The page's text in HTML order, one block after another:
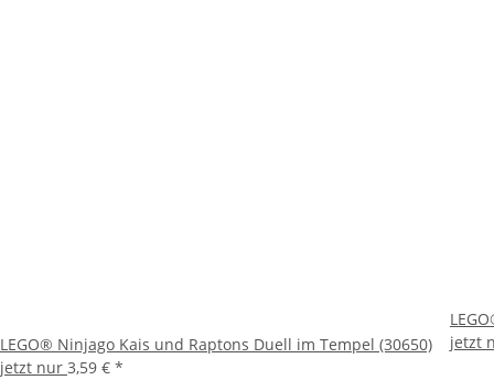
LEGO® Ninjago Kais und Raptons Duell im Tempel (30650)
jetzt nur 3,59 € *
jetzt